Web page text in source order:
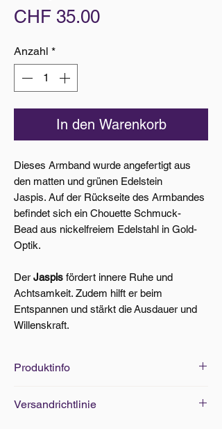
CHF 35.00Preis
Anzahl *
In den Warenkorb
Dieses Armband wurde angefertigt aus
den matten und grünen Edelstein
Jaspis. Auf der Rückseite des Armbandes
befindet sich ein Chouette Schmuck-
Bead aus nickelfreiem Edelstahl in Gold-
Optik.
Der Jaspis fördert innere Ruhe und
Achtsamkeit. Zudem hilft er beim
Entspannen und stärkt die Ausdauer und
Willenskraft.
Produktinfo
Standard-Grösse: 20/21cm (elastisch)
Versandrichtlinie